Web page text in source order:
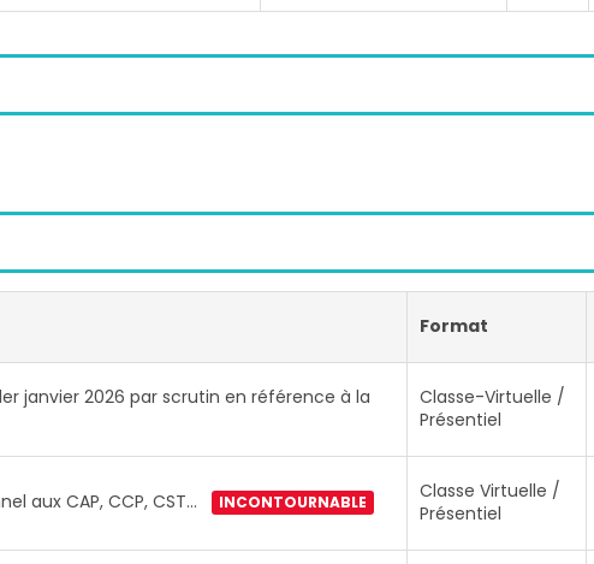
Format
janvier 2026 par scrutin en référence à la
Classe-Virtuelle /
Présentiel
aux CAP, CCP, CST… INCONTOURNABLE
Classe Virtuelle /
Présentiel